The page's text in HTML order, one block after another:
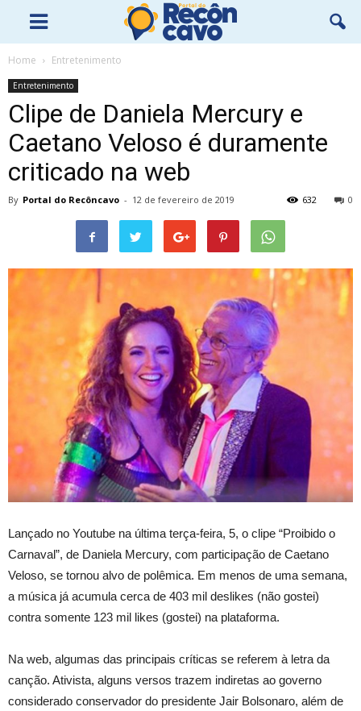
Home Entretenimento
Entretenimento
Clipe de Daniela Mercury e
Caetano Veloso é duramente
criticado na web
By Portal do Recôncavo - 12 de fevereiro de 2019 0
632
Lançado no Youtube na última terça-feira, 5, o clipe “Proibido o
Carnaval”, de Daniela Mercury, com participação de Caetano
Veloso, se tornou alvo de polêmica. Em menos de uma semana,
a música já acumula cerca de 403 mil deslikes (não gostei)
contra somente 123 mil likes (gostei) na plataforma.
Na web, algumas das principais críticas se referem à letra da
canção. Ativista, alguns versos trazem indiretas ao governo
considerado conservador do presidente Jair Bolsonaro, além de